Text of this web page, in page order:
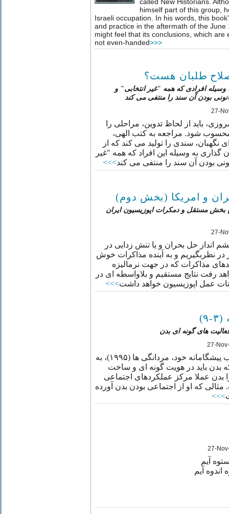
himself part of this group,
Israeli occupation. In his words, this
and practice in the aftermath of the June
might feel that its conclusions, which are
not even-handed>>>
طلبان هست؟
وسیله افرادی که همه "غیر انتخابی" و
بودن آن سند را منتفی می کند
27-
باید از لحاظ تدوین، مراحلی را
شود. مراجعه به کتب الهی،
نگهبان، سندی را تولید می کند که از
به وسیله این افراد که همه "غیر
بودن آن سند را منتفی می کند>>>
و امریکا (بخش دوم)
بخش مستقل و دمکرات اپوزیسیون ایران
27-
انداز حل بحران و یا تنش زدایی در
نظربگیریم و به آینده مذاکرات خوش
مذاکرات که در جهت نرمالیزه
رفت نتایج مستقیم و بلاواسطه ای در
عمل اپوزیسیون خواهد داشت>>>
های گونه ای بدن
27-
ریوین کانل در کتاب پیشگامانه خود، مردانگی ها (۱۹۹۵)، به
بدن باید در هویت گونه ای و ساخت
بدن عملا مرکز عملکردهای اجتماعی
که او از اجتماعی بودن بدن آورده
>>>
27-
آیم
آیم